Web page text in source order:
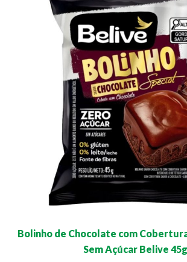
Bolinho de Chocolate com
Sem Açúcar Belive 45g